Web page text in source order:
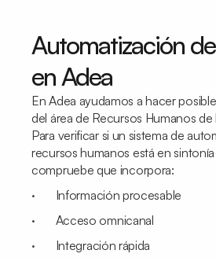
Automatización
en Adea
En Adea ayudamos a hacer
del área de Recursos Humanos
Para verificar si un sistema de
recursos humanos está en
compruebe que incorpora:
· Información procesable
· Acceso omnicanal
· Integración rápida